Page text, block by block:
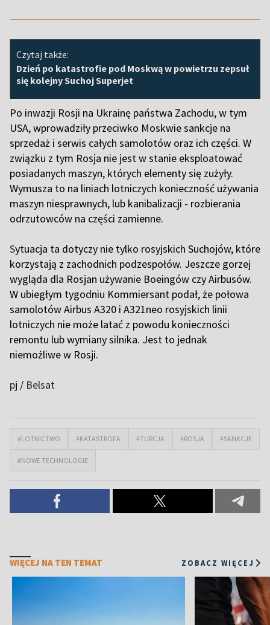
Czytaj także:
Dzień po katastrofie pod Moskwą w powietrzu zepsuł
się kolejny Suchoj Superjet
Po inwazji Rosji na Ukrainę państwa Zachodu, w tym
USA, wprowadziły przeciwko Moskwie sankcje na
sprzedaż i serwis całych samolotów oraz ich części. W
związku z tym Rosja nie jest w stanie eksploatować
posiadanych maszyn, których elementy się zużyły.
Wymusza to na liniach lotniczych konieczność używania
maszyn niesprawnych, lub kanibalizacji - rozbierania
odrzutowców na części zamienne.
Sytuacja ta dotyczy nie tylko rosyjskich Suchojów, które
korzystają z zachodnich podzespołów. Jeszcze gorzej
wygląda dla Rosjan używanie Boeingów czy Airbusów.
W ubiegłym tygodniu Kommiersant podał, że połowa
samolotów Airbus A320 i A321neo rosyjskich linii
lotniczych nie może latać z powodu konieczności
remontu lub wymiany silnika. Jest to jednak
niemożliwe w Rosji.
pj / Belsat
#LOTNICTWO #KATASTROFA #TURCJA #ROSJA #SANKCJE
#NOWE TECHNOLOGIE
WIĘCEJ NA TEN TEMAT ZOBACZ WIĘCEJ